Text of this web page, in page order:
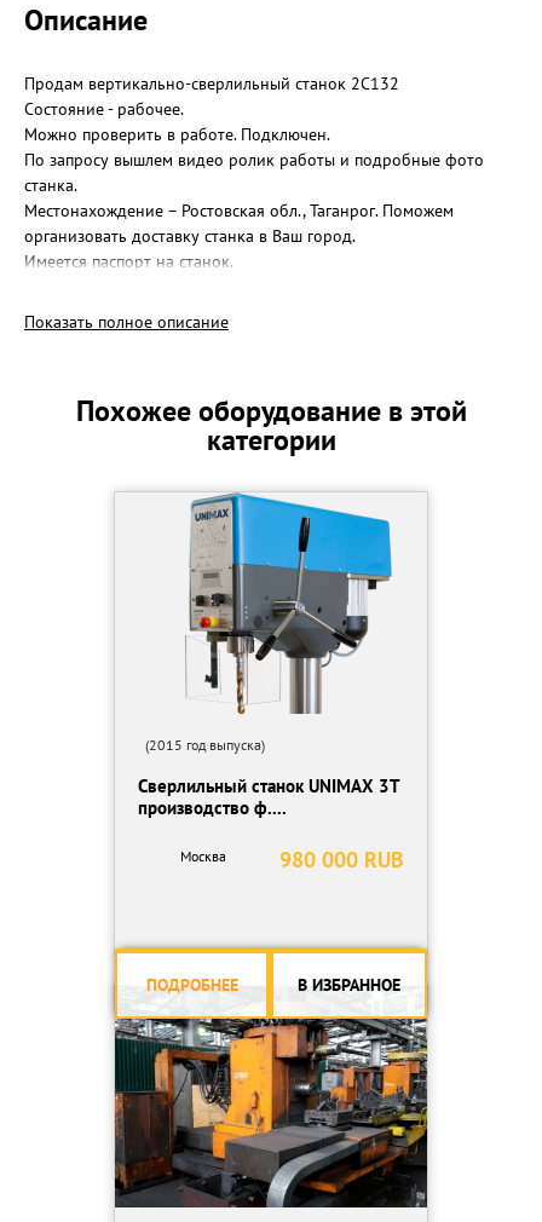
Описание
Продам вертикально-сверлильный станок 2С132
Состояние - рабочее.
Можно проверить в работе. Подключен.
По запросу вышлем видео ролик работы и подробные фото
станка.
Местонахождение – Ростовская обл., Таганрог. Поможем
организовать доставку станка в Ваш город.
Имеется паспорт на станок.
Показать полное описание
Похожее оборудование в этой
категории
(2015 год выпуска)
Сверлильный станок UNIMAX 3T
производство ф....
980 000 RUB
Москва
ПОДРОБНЕЕ В ИЗБРАННОЕ